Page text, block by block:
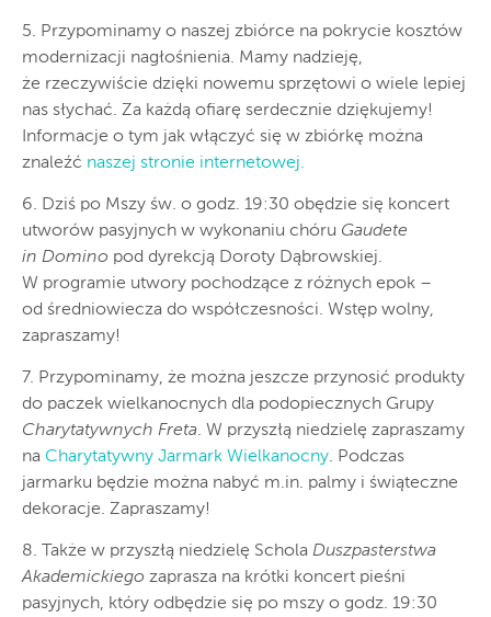
5. Przypominamy o naszej zbiórce na pokrycie kosztów
modernizacji nagłośnienia. Mamy nadzieję,
że rzeczywiście dzięki nowemu sprzętowi o wiele lepiej
nas słychać. Za każdą ofiarę serdecznie dziękujemy!
Informacje o tym jak włączyć się w zbiórkę można
znaleźć naszej stronie internetowej.
6. Dziś po Mszy św. o godz. 19:30 obędzie się koncert
utworów pasyjnych w wykonaniu chóru Gaudete
in Domino pod dyrekcją Doroty Dąbrowskiej.
W programie utwory pochodzące z różnych epok –
od średniowiecza do współczesności. Wstęp wolny,
zapraszamy!
7. Przypominamy, że można jeszcze przynosić produkty
do paczek wielkanocnych dla podopiecznych Grupy
Charytatywnych Freta. W przyszłą niedzielę zapraszamy
na Charytatywny Jarmark Wielkanocny. Podczas
jarmarku będzie można nabyć m.in. palmy i świąteczne
dekoracje. Zapraszamy!
8. Także w przyszłą niedzielę Schola Duszpasterstwa
Akademickiego zaprasza na krótki koncert pieśni
pasyjnych, który odbędzie się po mszy o godz. 19:30